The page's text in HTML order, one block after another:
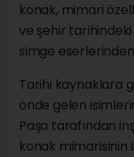
konak, mimari
ve şehir tarihindeki
simge
Tarihi kaynaklara
önde gelen
Paşa tarafından
konak mimarisinin